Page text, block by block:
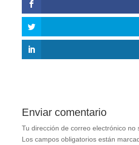
Enviar comentario
Tu dirección de correo electrónico no
Los campos obligatorios están